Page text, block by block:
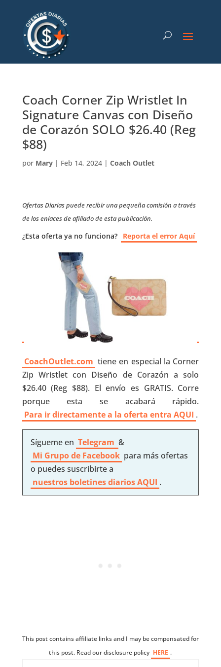
Coach Corner Zip Wristlet In
Signature Canvas con Diseño
de Corazón SOLO $26.40 (Reg
$88)
por Mary| Feb 14, 2024| Coach Outlet
Ofertas Diarias puede recibir una pequeña comisión a través
de los enlaces de afiliado de esta publicación.
¿Esta oferta ya no funciona? Reporta el error Aquí
CoachOutlet.com tiene en especial la Corner
Zip Wristlet con Diseño de Corazón a solo
$26.40 (Reg $88). El envío es GRATIS. Corre
porque esta se acabará rápido.
Para ir directamente a la oferta entra AQUI .
Sígueme en Telegram &
Mi Grupo de Facebook para más ofertas
o puedes suscribirte a
nuestros boletines diarios AQUI .
This post contains affiliate links and I may be compensated for
this post. Read our disclosure policy HERE .